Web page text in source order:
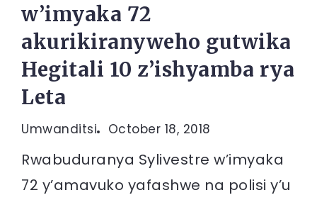
w’imyaka 72
akurikiranyweho gutwika
Hegitali 10 z’ishyamba rya
Leta
Umwanditsi October 18, 2018
Rwabuduranya Sylivestre w’imyaka
72 y’amavuko yafashwe na polisi y’u